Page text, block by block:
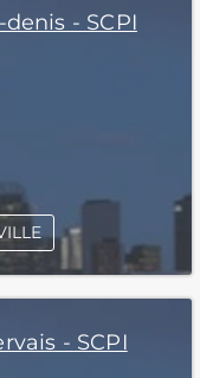
- SCPI
- SCPI